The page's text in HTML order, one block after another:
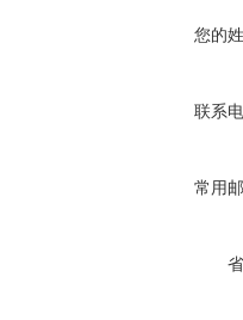
您的
联系
常用